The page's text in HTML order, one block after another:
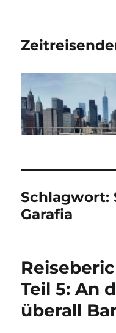
Schlagwort:
Garafia
Teil 5: An
überall